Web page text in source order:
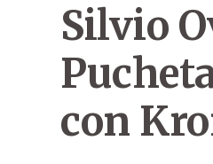
Silvio
con